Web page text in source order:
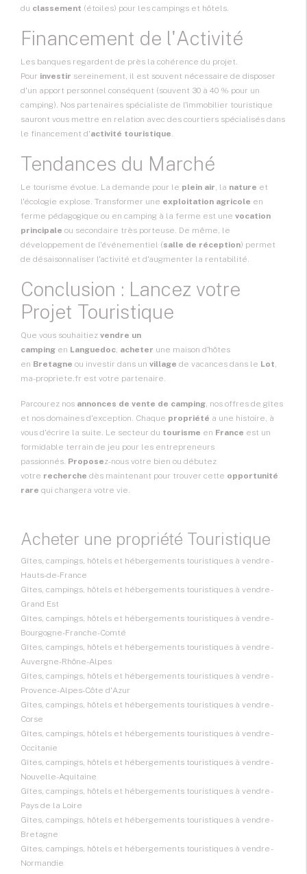
du classement (étoiles) pour les campings et hôtels.
Financement de l'Activité
Les banques regardent de près la cohérence du projet.
Pour investir sereinement, il est souvent nécessaire de disposer
d'un apport personnel conséquent (souvent 30 à 40 % pour un
camping). Nos partenaires spécialiste de l'immobilier touristique
sauront vous mettre en relation avec des courtiers spécialisés dans
le financement d'activité touristique.
Tendances du Marché
Le tourisme évolue. La demande pour le plein air, la nature et
l'écologie explose. Transformer une exploitation agricole en
ferme pédagogique ou en camping à la ferme est une vocation
principale ou secondaire très porteuse. De même, le
développement de l'événementiel (salle de réception) permet
de désaisonnaliser l'activité et d'augmenter la rentabilité.
Conclusion : Lancez votre
Projet Touristique
Que vous souhaitiez vendre un
camping en Languedoc, acheter une maison d'hôtes
en Bretagne ou investir dans un village de vacances dans le Lot,
ma-propriete.fr est votre partenaire.
Parcourez nos annonces de vente de camping, nos offres de gîtes
et nos domaines d'exception. Chaque propriété a une histoire, à
vous d'écrire la suite. Le secteur du tourisme en France est un
formidable terrain de jeu pour les entrepreneurs
passionnés. Proposez-nous votre bien ou débutez
votre recherche dès maintenant pour trouver cette opportunité
rare qui changera votre vie.
Acheter une propriété Touristique
Gîtes, campings, hôtels et hébergements touristiques à vendre -
Hauts-de-France
Gîtes, campings, hôtels et hébergements touristiques à vendre -
Grand Est
Gîtes, campings, hôtels et hébergements touristiques à vendre -
Bourgogne-Franche-Comté
Gîtes, campings, hôtels et hébergements touristiques à vendre -
Auvergne-Rhône-Alpes
Gîtes, campings, hôtels et hébergements touristiques à vendre -
Provence-Alpes-Côte d'Azur
Gîtes, campings, hôtels et hébergements touristiques à vendre -
Corse
Gîtes, campings, hôtels et hébergements touristiques à vendre -
Occitanie
Gîtes, campings, hôtels et hébergements touristiques à vendre -
Nouvelle-Aquitaine
Gîtes, campings, hôtels et hébergements touristiques à vendre -
Pays de la Loire
Gîtes, campings, hôtels et hébergements touristiques à vendre -
Bretagne
Gîtes, campings, hôtels et hébergements touristiques à vendre -
Normandie